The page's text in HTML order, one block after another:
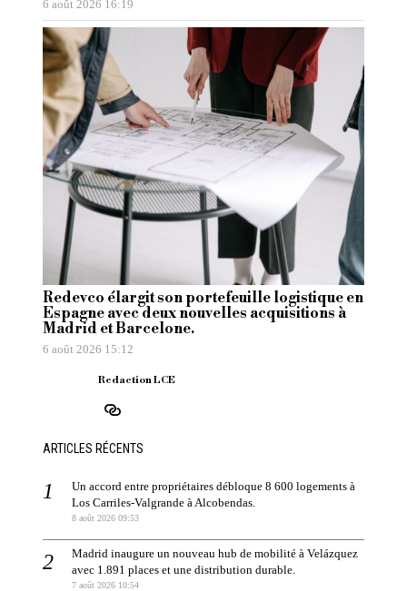
6 août 2026 16:19
Redevco élargit son portefeuille logistique en
Espagne avec deux nouvelles acquisitions à
Madrid et Barcelone.
6 août 2026 15:12
Redaction LCE
ARTICLES RÉCENTS
Un accord entre propriétaires débloque 8 600 logements à
Los Carriles-Valgrande à Alcobendas.
8 août 2026 09:53
Madrid inaugure un nouveau hub de mobilité à Velázquez
avec 1.891 places et une distribution durable.
7 août 2026 10:54